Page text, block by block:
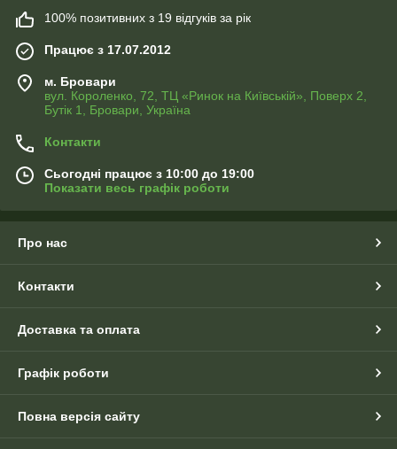
100% позитивних з 19 відгуків за рік
Працює з 17.07.2012
м. Бровари
вул. Короленко, 72, ТЦ «Ринок на Київській», Поверх 2,
Бутік 1, Бровари, Україна
Контакти
Сьогодні працює з 10:00 до 19:00
Показати весь графік роботи
Про нас
Контакти
Доставка та оплата
Графік роботи
Повна версія сайту